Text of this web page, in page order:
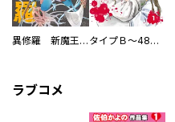
異修羅 新魔王戦争 タイプＢ～48時間後、致死率100％～【単話】
ラブコメ